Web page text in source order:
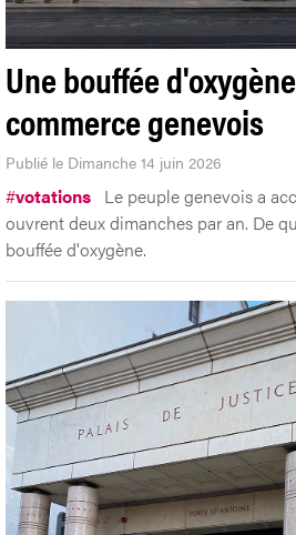
Une bouffée
commerce genevois
Publié le Dimanche 14 juin 2026
#votations Le peuple genevois a
ouvrent deux dimanches par an. De
bouffée d'oxygène.